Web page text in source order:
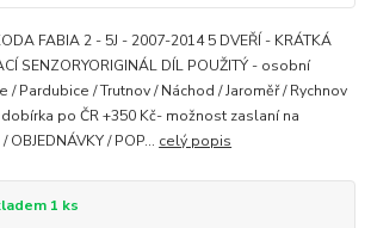
FABIA 2 - 5J - 2007-2014 5 DVEŘÍ - KRÁTKÁ
SENZORYORIGINÁL DÍL POUŽITÝ - osobní
/ Pardubice / Trutnov / Náchod / Jaroměř / Rychnov
po ČR +350 Kč- možnost zaslaní na
/ POP... celý popis
1 ks